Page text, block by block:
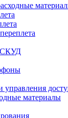
СКУД
управления
материалы